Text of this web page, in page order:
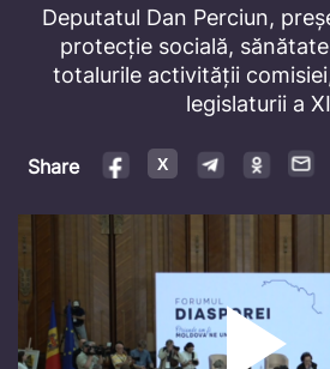
Deputatul Dan Perciun,
protecție socială,
totalurile activității
legislaturii a
Share